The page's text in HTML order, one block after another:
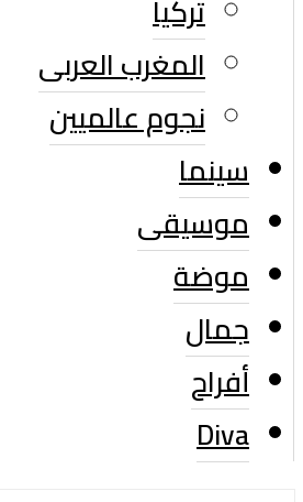
تركيا
المغرب العربى
نجوم عالميين
سينما
موسيقى
موضة
جمال
أفراح
Diva